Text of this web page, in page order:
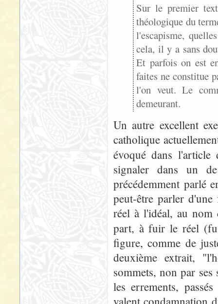
Sur le premier
théologique du
l'escapisme,
cela, il y a sans
Et parfois on est
faites ne constitue
l'on veut. Le
demeurant.
Un autre excellent
catholique
évoqué dans
signaler dans un
précédemment parlé
peut-être parler
réel à l'idéal, au nom
part, à fuir le réel
figure, comme de
deuxième extrait,
sommets, non par
les errements,
valent condamnation